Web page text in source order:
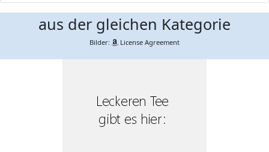
aus der gleichen Kategorie
Bilder: License Agreement